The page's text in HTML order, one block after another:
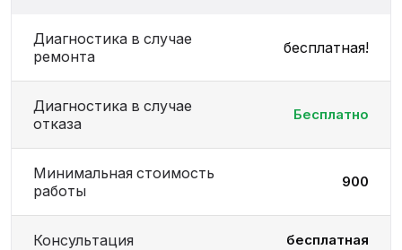
Диагностика в случае
ремонта
бесплатная!
Диагностика в случае
отказа
Бесплатно
Минимальная стоимость
работы
900
Консультация бесплатная